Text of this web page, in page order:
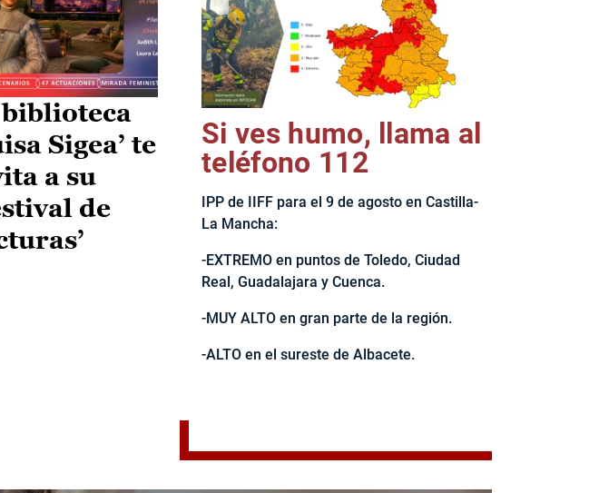
Sigea’ te
a su
de
Si ves humo, llama al
teléfono 112
IPP de IIFF para el 9 de agosto en Castilla-
La Mancha:
-EXTREMO en puntos de Toledo, Ciudad
Real, Guadalajara y Cuenca.
-MUY ALTO en gran parte de la región.
-ALTO en el sureste de Albacete.